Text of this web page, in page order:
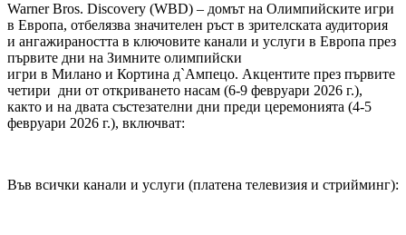
Warner Bros. Discovery (WBD) – домът на Олимпийските игри
в Европа, отбелязва значителен ръст в зрителската аудитория
и ангажираността в ключовите канали и услуги в Европа през
първите дни на Зимните олимпийски
игри в Милано и Кортина д`Ампецо. Акцентите през първите
четири дни от откриването насам (6-9 февруари 2026 г.),
както и на двата състезателни дни преди церемонията (4-5
февруари 2026 г.), включват:
Във всички канали и услуги (платена телевизия и стрийминг):